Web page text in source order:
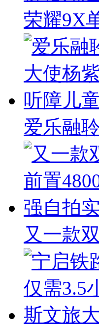
荣耀9X
爱乐融
又一款